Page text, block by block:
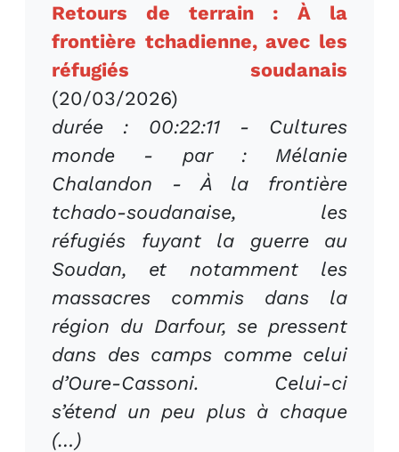
Retours de terrain : À la
frontière tchadienne, avec les
réfugiés soudanais
(20/03/2026)
durée : 00:22:11 - Cultures
monde - par : Mélanie
Chalandon - À la frontière
tchado-soudanaise, les
réfugiés fuyant la guerre au
Soudan, et notamment les
massacres commis dans la
région du Darfour, se pressent
dans des camps comme celui
d’Oure-Cassoni. Celui-ci
s’étend un peu plus à chaque
(…)